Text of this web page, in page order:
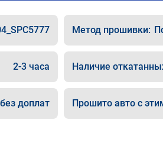
Метод прошивки:
2-3 часа Наличие
доплат Прошито авто с